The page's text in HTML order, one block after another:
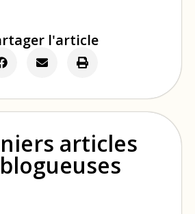
l'article
articles